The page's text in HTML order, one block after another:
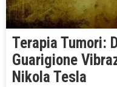
Terapia Tumori:
Guarigione
Nikola Tesla